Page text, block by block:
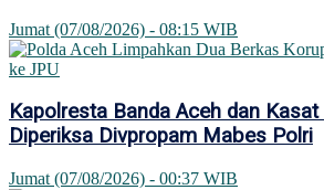
Jumat (07/08/2026) - 08:15 WIB
Kapolresta Banda Aceh dan
Diperiksa Divpropam Mabes Polri
Jumat (07/08/2026) - 00:37 WIB